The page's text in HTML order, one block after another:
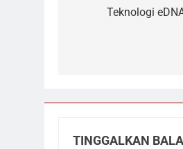
Teknologi
TINGGALKAN